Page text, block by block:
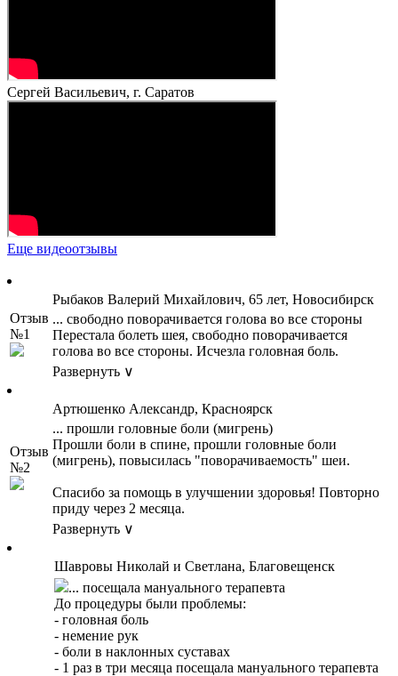
Сергей Васильевич, г. Саратов
Еще видеоотзывы
Отзыв
№1
Рыбаков Валерий Михайлович, 65 лет, Новосибирск
... свободно поворачивается голова во все стороны
Перестала болеть шея, свободно поворачивается
голова во все стороны. Исчезла головная боль.
Развернуть ∨
Отзыв
№2
Артюшенко Александр, Красноярск
... прошли головные боли (мигрень)
Прошли боли в спине, прошли головные боли
(мигрень), повысилась "поворачиваемость" шеи.
Спасибо за помощь в улучшении здоровья! Повторно
приду через 2 месяца.
Развернуть ∨
Шавровы Николай и Светлана, Благовещенск
... посещала мануального терапевта
До процедуры были проблемы:
- головная боль
- немение рук
- боли в наклонных суставах
- 1 раз в три месяца посещала мануального терапевта